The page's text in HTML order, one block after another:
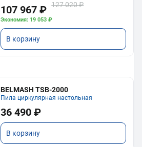
107 967 ₽ 127 020 ₽
Экономия: 19 053 ₽
В корзину
BELMASH TSB-2000
Пила циркулярная настольная
36 490 ₽
В корзину